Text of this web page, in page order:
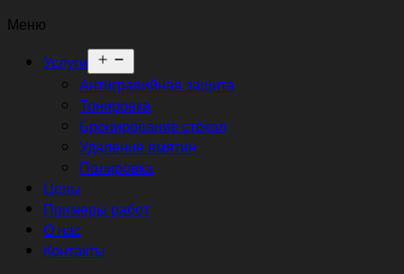
Меню
Услуги
меню
Антигравийная защита
Тонировка
Бронирование стёкол
Удаление вмятин
Полировка
Цены
Примеры работ
О нас
Контакты